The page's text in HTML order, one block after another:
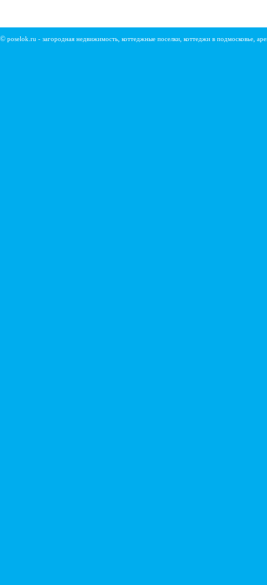
© poselok.ru - загородная недвижимость, коттеджные поселки, коттеджи в подмосковье,